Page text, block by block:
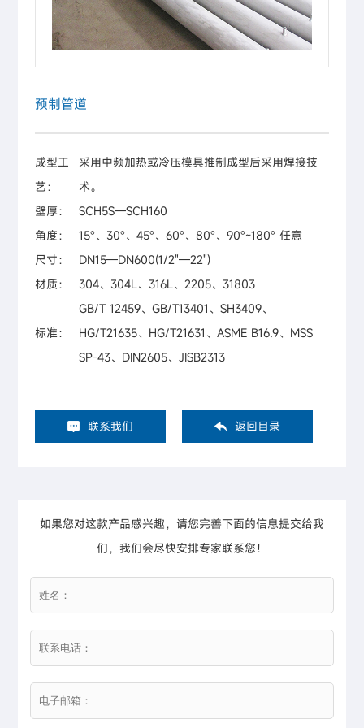
预制管道
成型工
艺：
采用中频加热或冷压模具推制成型后采用焊接技
术。
壁厚：
SCH5S—SCH160
角度：
15°、30°、45°、60°、80°、90°~180° 任意
尺寸：
DN15—DN600(1/2"—22")
材质：
304、304L、316L、2205、31803
标准：
GB/T 12459、GB/T13401、SH3409、
HG/T21635、HG/T21631、ASME B16.9、MSS
SP-43、DIN2605、JISB2313
联系我们 返回目录
如果您对这款产品感兴趣，请您完善下面的信息提交给我
们，我们会尽快安排专家联系您！